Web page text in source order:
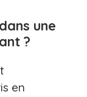
une
?
en